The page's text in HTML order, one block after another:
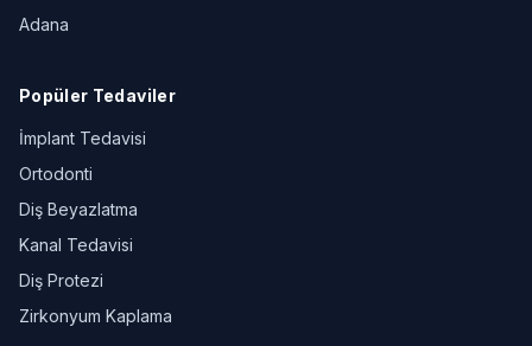
Adana
Popüler Tedaviler
İmplant Tedavisi
Ortodonti
Diş Beyazlatma
Kanal Tedavisi
Diş Protezi
Zirkonyum Kaplama